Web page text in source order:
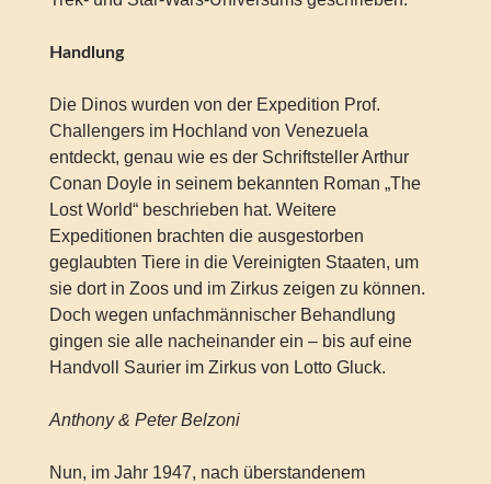
Handlung
Die Dinos wurden von der Expedition Prof.
Challengers im Hochland von Venezuela
entdeckt, genau wie es der Schriftsteller Arthur
Conan Doyle in seinem bekannten Roman „The
Lost World“ beschrieben hat. Weitere
Expeditionen brachten die ausgestorben
geglaubten Tiere in die Vereinigten Staaten, um
sie dort in Zoos und im Zirkus zeigen zu können.
Doch wegen unfachmännischer Behandlung
gingen sie alle nacheinander ein – bis auf eine
Handvoll Saurier im Zirkus von Lotto Gluck.
Anthony & Peter Belzoni
Nun, im Jahr 1947, nach überstandenem